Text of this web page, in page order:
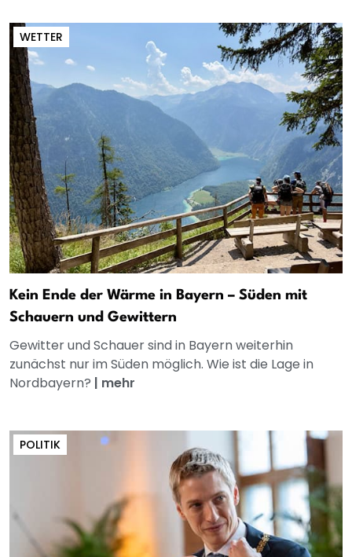
WETTER
Kein Ende der Wärme in Bayern – Süden mit
Schauern und Gewittern
Gewitter und Schauer sind in Bayern weiterhin
zunächst nur im Süden möglich. Wie ist die Lage in
Nordbayern? | mehr
POLITIK